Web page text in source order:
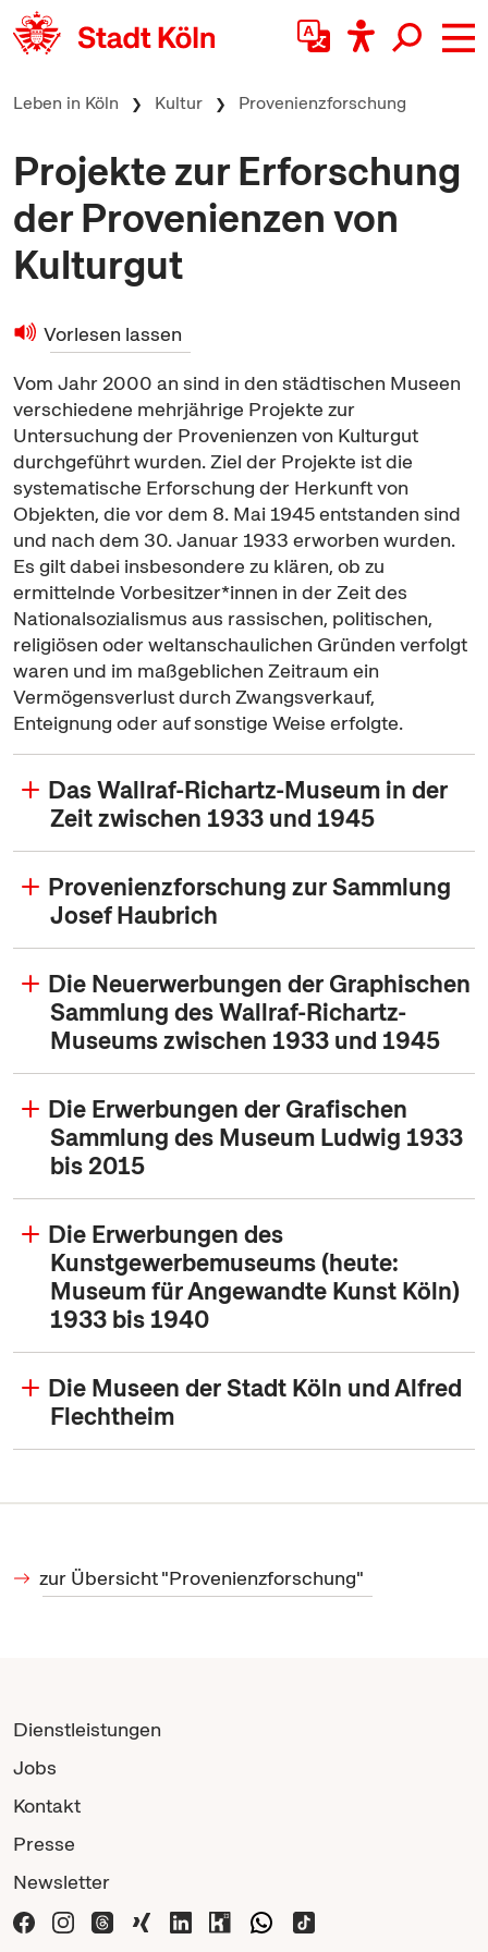
zum Inhalt springen
Leben in Köln Kultur Provenienzforschung
Projekte zur Erforschung
der Provenienzen von
Kulturgut
Vorlesen lassen
Vom Jahr 2000 an sind in den städtischen Museen
verschiedene mehrjährige Projekte zur
Untersuchung der Provenienzen von Kulturgut
durchgeführt wurden. Ziel der Projekte ist die
systematische Erforschung der Herkunft von
Objekten, die vor dem 8. Mai 1945 entstanden sind
und nach dem 30. Januar 1933 erworben wurden.
Es gilt dabei insbesondere zu klären, ob zu
ermittelnde Vorbesitzer*innen in der Zeit des
Nationalsozialismus aus rassischen, politischen,
religiösen oder weltanschaulichen Gründen verfolgt
waren und im maßgeblichen Zeitraum ein
Vermögensverlust durch Zwangsverkauf,
Enteignung oder auf sonstige Weise erfolgte.
Das Wallraf-Richartz-Museum in der
Zeit zwischen 1933 und 1945
Provenienzforschung zur Sammlung
Josef Haubrich
Die Neuerwerbungen der Graphischen
Sammlung des Wallraf-Richartz-
Museums zwischen 1933 und 1945
Die Erwerbungen der Grafischen
Sammlung des Museum Ludwig 1933
bis 2015
Die Erwerbungen des
Kunstgewerbemuseums (heute:
Museum für Angewandte Kunst Köln)
1933 bis 1940
Die Museen der Stadt Köln und Alfred
Flechtheim
zur Übersicht "Provenienzforschung"
Dienstleistungen
Jobs
Kontakt
Presse
Newsletter